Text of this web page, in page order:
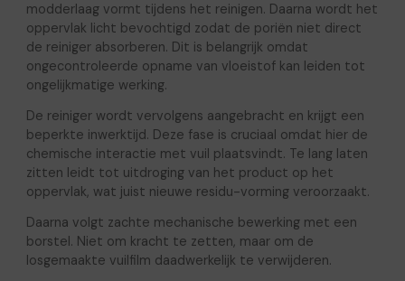
modderlaag vormt tijdens het reinigen. Daarna wordt het
oppervlak licht bevochtigd zodat de poriën niet direct
de reiniger absorberen. Dit is belangrijk omdat
ongecontroleerde opname van vloeistof kan leiden tot
ongelijkmatige werking.
De reiniger wordt vervolgens aangebracht en krijgt een
beperkte inwerktijd. Deze fase is cruciaal omdat hier de
chemische interactie met vuil plaatsvindt. Te lang laten
zitten leidt tot uitdroging van het product op het
oppervlak, wat juist nieuwe residu-vorming veroorzaakt.
Daarna volgt zachte mechanische bewerking met een
borstel. Niet om kracht te zetten, maar om de
losgemaakte vuilfilm daadwerkelijk te verwijderen.